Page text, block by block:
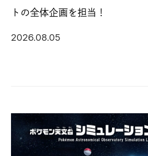
ソーシャルメディアポリシー
JP EN
トの全体企画を担当！
2026.08.05